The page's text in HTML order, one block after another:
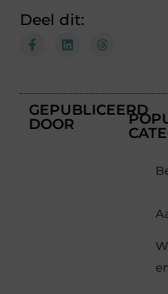
Deel dit:
GEPUBLICEERD
DOOR